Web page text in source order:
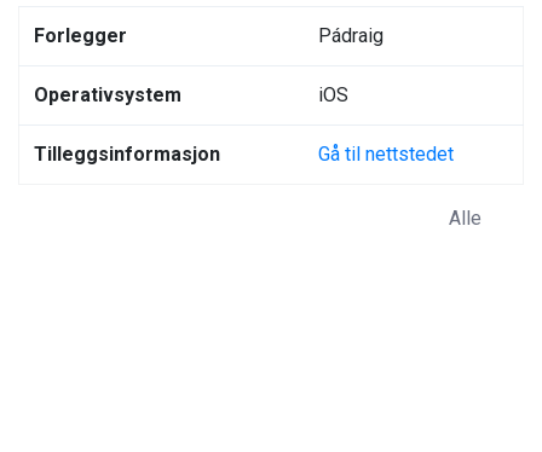
Forlegger Pádraig
Operativsystem iOS
Tilleggsinformasjon Gå til nettstedet
Alle